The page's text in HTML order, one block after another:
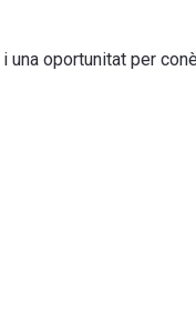
i una oportunitat per